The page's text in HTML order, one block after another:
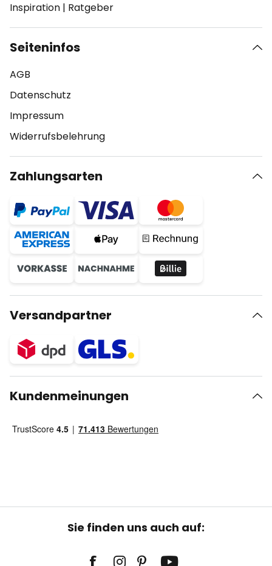
Inspiration | Ratgeber
Seiteninfos
AGB
Datenschutz
Impressum
Widerrufsbelehrung
Zahlungsarten
Versandpartner
Kundenmeinungen
Sie finden uns auch auf: